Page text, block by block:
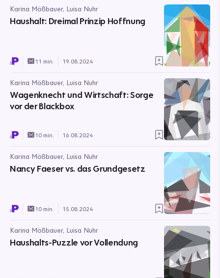
Karina Mößbauer, Luisa Nuhr
Haushalt: Dreimal Prinzip Hoffnung
11 min. 19.08.2024
Karina Mößbauer, Luisa Nuhr
Wagenknecht und Wirtschaft: Sorge
vor der Blackbox
10 min. 16.08.2024
Karina Mößbauer, Luisa Nuhr
Nancy Faeser vs. das Grundgesetz
10 min. 15.08.2024
Karina Mößbauer, Luisa Nuhr
Haushalts-Puzzle vor Vollendung